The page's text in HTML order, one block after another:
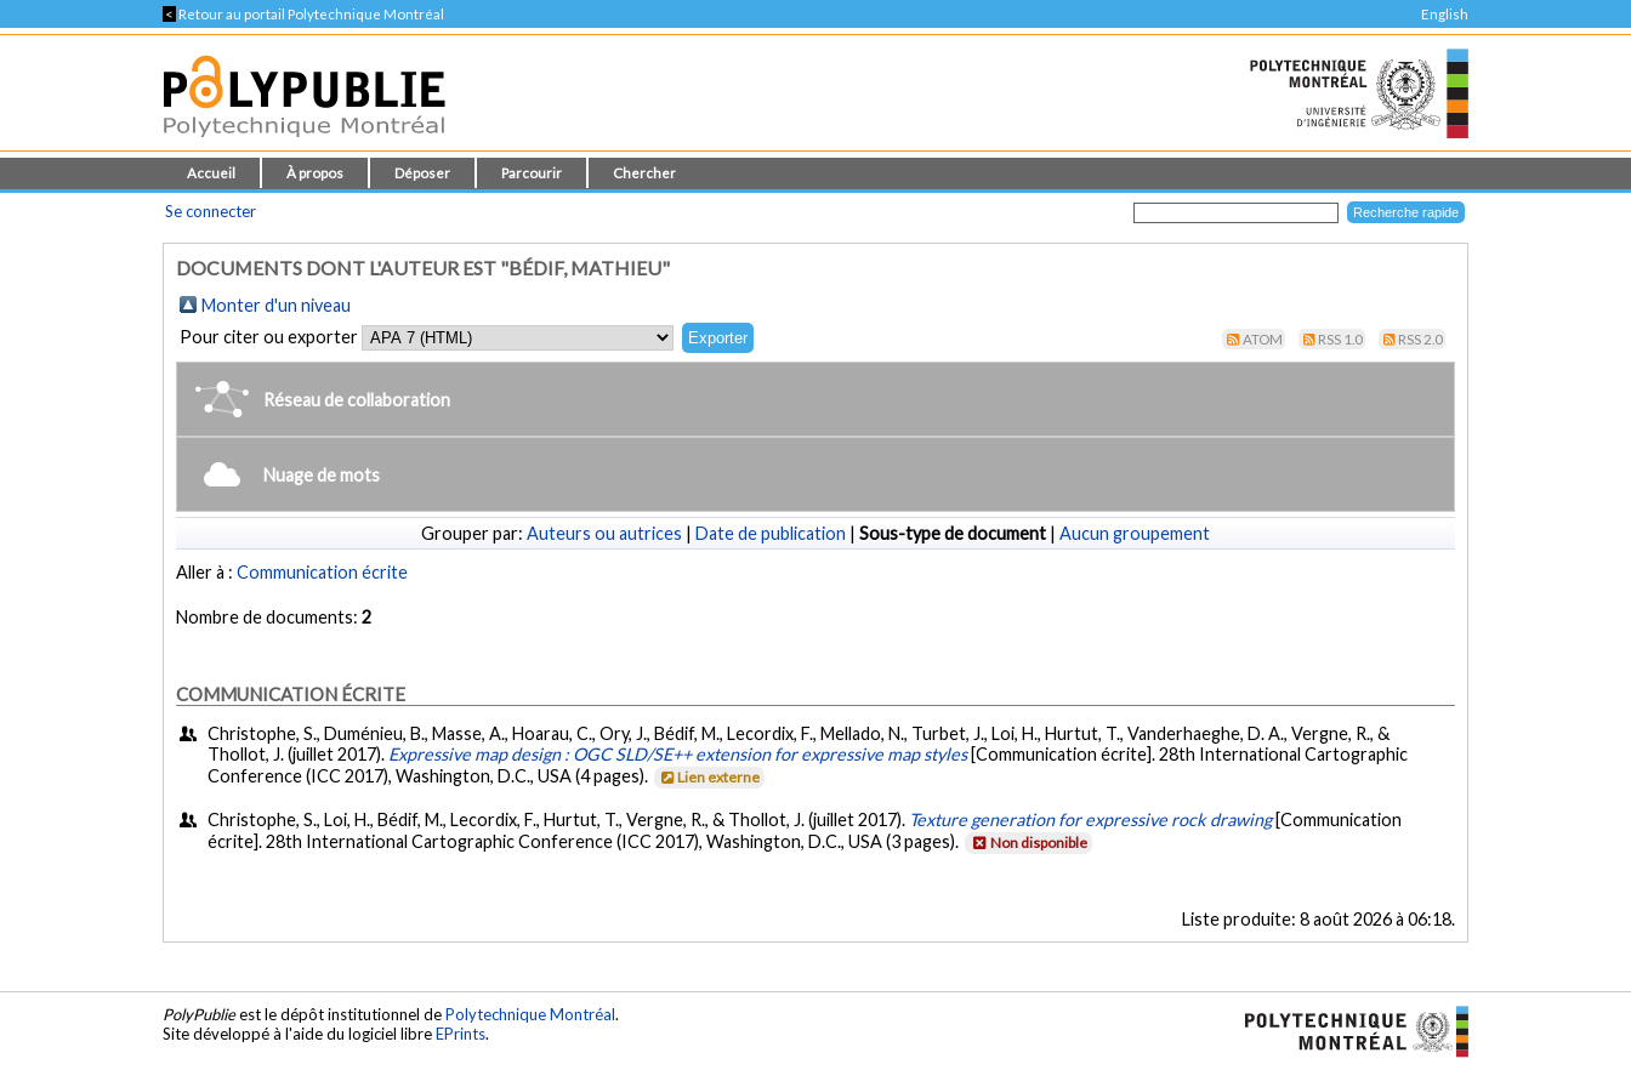
< Retour au portail Polytechnique Montréal English
Accueil À propos Déposer Parcourir Chercher
Se connecter
DOCUMENTS DONT L'AUTEUR EST "BÉDIF, MATHIEU"
Monter d'un niveau
Pour citer ou exporter
ATOM RSS 1.0 RSS 2.0
Réseau de collaboration
Nuage de mots
Grouper par: Auteurs ou autrices | Date de publication | Sous-type de document | Aucun groupement
Aller à :Communication écrite
Nombre de documents:2
COMMUNICATION ÉCRITE
Christophe, S., Duménieu, B., Masse, A., Hoarau, C., Ory, J., Bédif, M., Lecordix, F., Mellado, N., Turbet, J., Loi, H., Hurtut, T., Vanderhaeghe, D. A., Vergne, R., &
Thollot, J. (juillet 2017). Expressive map design : OGC SLD/SE++ extension for expressive map styles [Communication écrite]. 28th International Cartographic
Conference (ICC 2017), Washington, D.C., USA (4 pages).
Lien externe
Christophe, S., Loi, H., Bédif, M., Lecordix, F., Hurtut, T., Vergne, R., & Thollot, J. (juillet 2017). Texture generation for expressive rock drawing [Communication
écrite]. 28th International Cartographic Conference (ICC 2017), Washington, D.C., USA (3 pages).
Non disponible
Liste produite: 8 août 2026 à 06:18.
PolyPublieest le dépôt institutionnel dePolytechnique Montréal.
Site développé à l'aide du logiciel libreEPrints.